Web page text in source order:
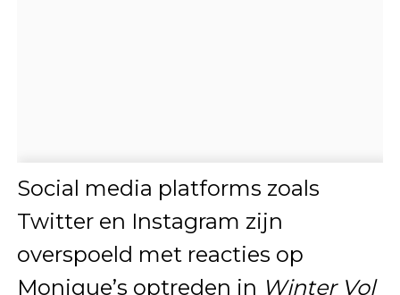
Social media platforms zoals
Twitter en Instagram zijn
overspoeld met reacties op
Monique’s optreden in Winter Vol